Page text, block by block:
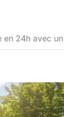
en 24h avec